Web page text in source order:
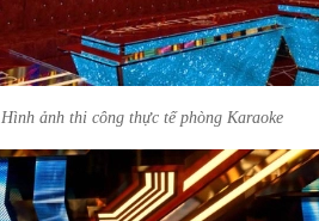
Hình ảnh thi công thực tế phòng Karaoke